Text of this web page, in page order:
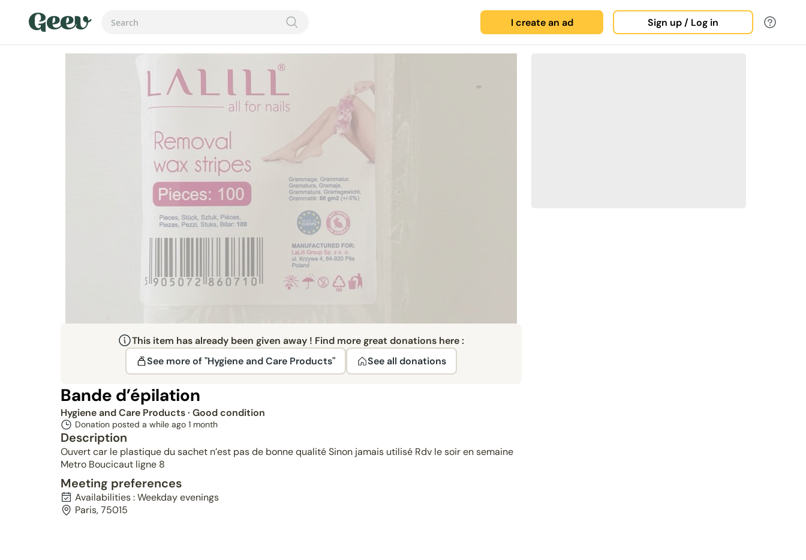
I create an ad Sign up / Log in
This item has already been given away ! Find more great donations here :
See more of "Hygiene and Care Products"
See all donations
Bande d’épilation
Hygiene and Care Products· Good condition
Donation posted a while ago 1 month
Description
Ouvert car le plastique du sachet n’est pas de bonne qualité Sinon jamais utilisé Rdv le soir en semaine
Metro Boucicaut ligne 8
Meeting preferences
Availabilities : Weekday evenings
Paris, 75015